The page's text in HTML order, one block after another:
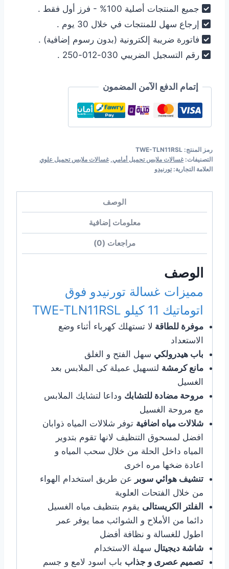
جميع المنتجات أصلية 100% - فرز أول فقط .
إرجاع سهل للمنتجات في خلال 30 يوم .
فاتورة ضريبة إلكترونية (بدون رسوم إضافية) .
رقم التسجيل الضريبي 030-012-250 .
إتمام الدفع الآمن المضمون
رمز المنتج: TWE-TLN11RSL
التصنيفات:غسالات ملابس تحميل أمامي ,غسالات ملابس تحميل علوي
العلامة التجارية:تورنيدو
الوصف
معلومات إضافية
مراجعات (0)
الوصف
مميزات غسالة تورنيدو فوق
اتوماتيك 11 كيلو TWE-TLN11RSL
موفرة للطاقة لا تستهلك كهرباء أثناء وضع
الاستعداد
باب هيدرولكي سهل الفتح و الغلق
مانع كرمشة لتسهيل عميلة كى الملابس بعد
الغسيل
مروحة مضادة للتشابك وداعا لتشايك الملابس
مع مروحة الغسيل
شلالات مياه اضافية توفر شلالات المياه ذوابان
افضل لمسحوق التنظيف لانها تقوم بتدوير
المياه داخل الحلة من خلال سحب المياه و
اعادة ضخها مره اخرى
تنشيف هوائي سوبر عن طريق استخدام الهواء
من خلال الفتحات العلوية
الفلتر الكريستالى يقوم بتنظيف مياه الغسيل
دائما من الأملاح و الشوائب مما يوفر عمر
اطول للغسالة و نظافة أفضل
شاشة ديجيتال سهلة الاستخدام
تصميم عصرى و جذاب باب اسود لامع و جسم